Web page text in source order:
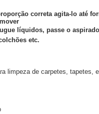
correta agita-lo até
líquidos, passe o
etc.
limpeza de carpetes,